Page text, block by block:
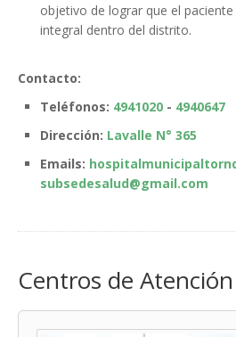
objetivo de lograr que el
integral dentro del distrito.
Contacto:
Teléfonos: 4941020 - 4940647
Dirección: Lavalle N° 365
Emails:
subsedesalud@gmail.com
Centros de